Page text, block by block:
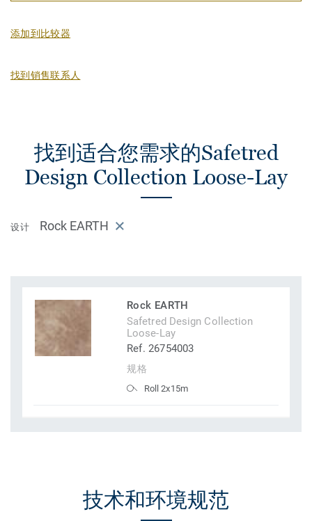
添加到比较器
找到销售联系人
找到适合您需求的Safetred
Design Collection Loose-Lay
设计 Rock EARTH
Rock EARTH
Safetred Design Collection
Loose-Lay
Ref. 26754003
规格
Roll 2x15m
技术和环境规范